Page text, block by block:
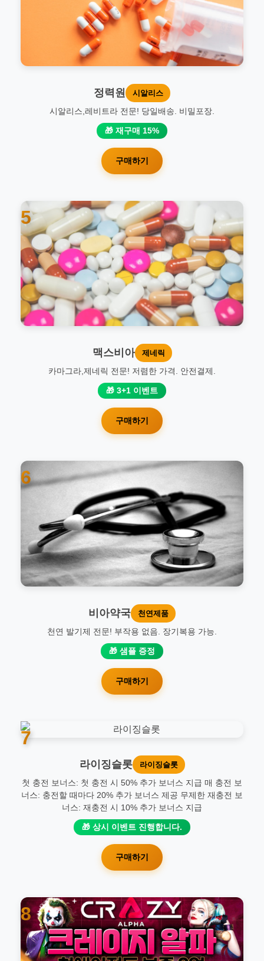
정력원 시알리스
시알리스,레비트라 전문! 당일배송. 비밀포장.
🎁 재구매 15%
구매하기
5
맥스비아 제네릭
카마그라,제네릭 전문! 저렴한 가격. 안전결제.
🎁 3+1 이벤트
구매하기
6
비아약국 천연제품
천연 발기제 전문! 부작용 없음. 장기복용 가능.
🎁 샘플 증정
구매하기
7
라이징슬롯 라이징슬롯
첫 충전 보너스: 첫 충전 시 50% 추가 보너스 지급 매 충전 보
너스: 충전할 때마다 20% 추가 보너스 제공 무제한 재충전 보
너스: 재충전 시 10% 추가 보너스 지급
🎁 상시 이벤트 진행합니다.
구매하기
8